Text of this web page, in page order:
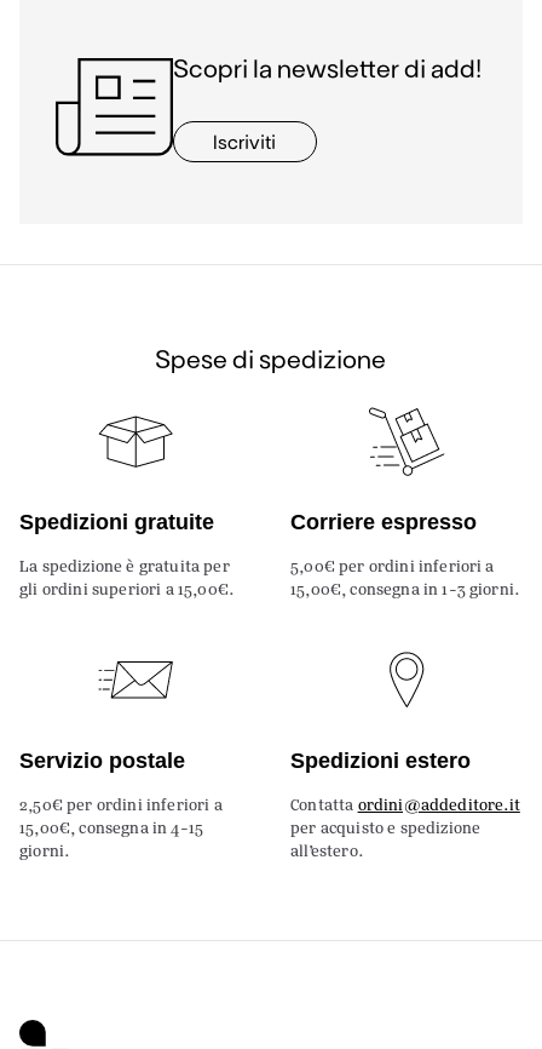
Scopri la newsletter di add!
Iscriviti
Spese di spedizione
Spedizioni gratuite
La spedizione è gratuita per
gli ordini superiori a 15,00€.
Corriere espresso
5,00€ per ordini inferiori a
15,00€, consegna in 1-3 giorni.
Servizio postale
2,50€ per ordini inferiori a
15,00€, consegna in 4-15
giorni.
Spedizioni estero
Contatta ordini@addeditore.it
per acquisto e spedizione
all’estero.